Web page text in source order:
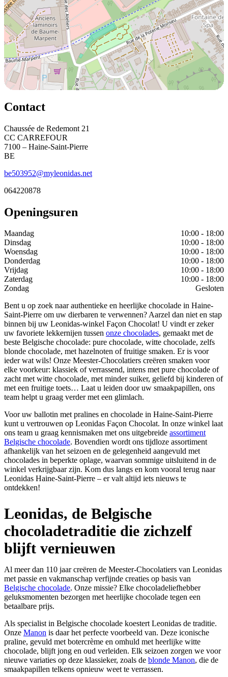
Contact
Chaussée de Redemont 21
CC CARREFOUR
7100 – Haine-Saint-Pierre
BE
be503952@myleonidas.net
064220878
Openingsuren
Maandag
10:00 - 18:00
Dinsdag
10:00 - 18:00
Woensdag
10:00 - 18:00
Donderdag
10:00 - 18:00
Vrijdag
10:00 - 18:00
Zaterdag
10:00 - 18:00
Zondag
Gesloten
Bent u op zoek naar authentieke en heerlijke chocolade in Haine-
Saint-Pierre om uw dierbaren te verwennen? Aarzel dan niet en stap
binnen bij uw Leonidas-winkel Façon Chocolat! U vindt er zeker
uw favoriete lekkernijen tussen onze chocolades, gemaakt met de
beste Belgische chocolade: pure chocolade, witte chocolade, zelfs
blonde chocolade, met hazelnoten of fruitige smaken. Er is voor
ieder wat wils! Onze Meester-Chocolatiers creëren smaken voor
elke voorkeur: klassiek of verrassend, intens met pure chocolade of
zacht met witte chocolade, met minder suiker, geliefd bij kinderen of
met een fruitige toets… Laat u leiden door uw smaakpapillen, ons
team helpt u graag verder met een glimlach.
Voor uw ballotin met pralines en chocolade in Haine-Saint-Pierre
kunt u vertrouwen op Leonidas Façon Chocolat. In onze winkel laat
ons team u graag kennismaken met ons uitgebreide assortiment
Belgische chocolade. Bovendien wordt ons tijdloze assortiment
afhankelijk van het seizoen en de gelegenheid aangevuld met
chocolades in beperkte oplage, waarvan sommige uitsluitend in de
winkel verkrijgbaar zijn. Kom dus langs en kom vooral terug naar
Leonidas Haine-Saint-Pierre – er valt altijd iets nieuws te
ontdekken!
Leonidas, de Belgische
chocoladetraditie die zichzelf
blijft vernieuwen
Al meer dan 110 jaar creëren de Meester-Chocolatiers van Leonidas
met passie en vakmanschap verfijnde creaties op basis van
Belgische chocolade. Onze missie? Elke chocoladeliefhebber
geluksmomenten bezorgen met heerlijke chocolade tegen een
betaalbare prijs.
Als specialist in Belgische chocolade koestert Leonidas de traditie.
Onze Manon is daar het perfecte voorbeeld van. Deze iconische
praline, gevuld met botercrème en omhuld met heerlijke witte
chocolade, blijft jong en oud verleiden. Elk seizoen zorgen we voor
nieuwe variaties op deze klassieker, zoals de blonde Manon, die de
smaakpapillen telkens opnieuw weet te verrassen.